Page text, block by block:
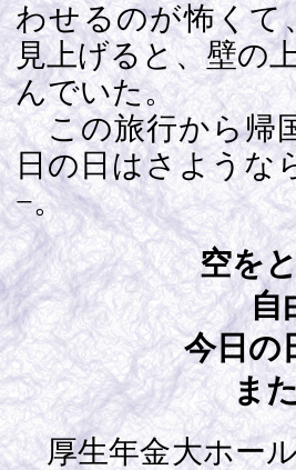
わせるのが怖くて
見上げると、壁の
んでいた。
この旅行から帰
日の日はさような
−。
空を
自
今日の
ま
厚生年金大ホール